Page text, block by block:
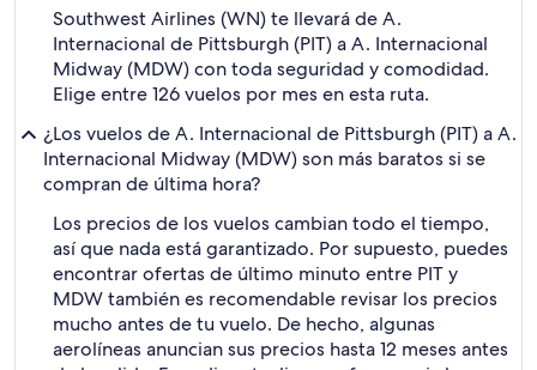
Southwest Airlines (WN) te llevará de A.
Internacional de Pittsburgh (PIT) a A. Internacional
Midway (MDW) con toda seguridad y comodidad.
Elige entre 126 vuelos por mes en esta ruta.
¿Los vuelos de A. Internacional de Pittsburgh (PIT) a A.
Internacional Midway (MDW) son más baratos si se
compran de última hora?
Los precios de los vuelos cambian todo el tiempo,
así que nada está garantizado. Por supuesto, puedes
encontrar ofertas de último minuto entre PIT y
MDW también es recomendable revisar los precios
mucho antes de tu vuelo. De hecho, algunas
aerolíneas anuncian sus precios hasta 12 meses antes